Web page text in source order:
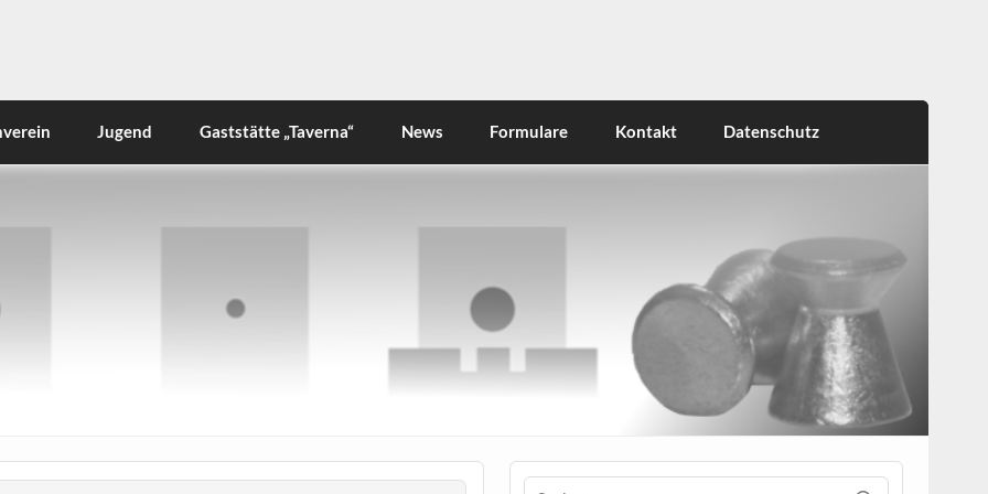
e.V.
Jugend Gaststätte „Taverna“ News Formulare Kontakt Datenschutz